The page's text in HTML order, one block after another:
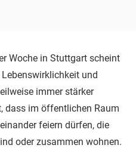
Woche in Stuttgart scheint
und
immer stärker
dass im öffentlichen Raum
feiern dürfen, die
oder zusammen wohnen.